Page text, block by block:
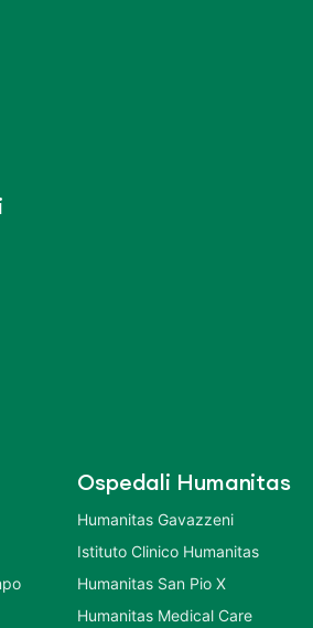
Ospedali Humanitas
Humanitas Gavazzeni
Istituto Clinico Humanitas
Humanitas San Pio X
Humanitas Medical Care